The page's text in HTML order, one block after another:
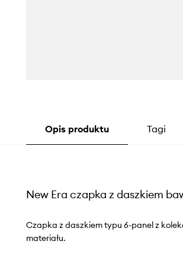
Opis produktu Tagi
New Era czapka z daszkiem
Czapka z daszkiem typu 6-panel z
materiału.